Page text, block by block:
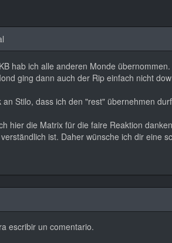
hab ich alle anderen Monde
ging dann auch der Rip einfach nicht
an Stilo, dass ich den "rest" übernehmen
hier die Matrix für die faire Reaktion
ist. Daher wünsche ich dir eine
escribir un comentario.